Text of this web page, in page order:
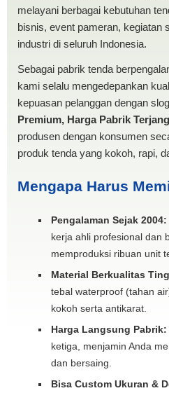
melayani berbagai kebutuhan
bisnis, event pameran, kegiatan
industri di seluruh Indonesia.
Sebagai pabrik tenda
kami selalu mengedepankan
kepuasan pelanggan dengan
Premium, Harga Pabrik
produsen dengan konsumen
produk tenda yang kokoh, rapi,
Mengapa Harus
Pengalaman Sejak 2004:
kerja ahli profesional dan
memproduksi ribuan unit
Material Berkualitas
tebal waterproof (tahan
kokoh serta antikarat.
Harga Langsung Pabrik:
ketiga, menjamin Anda
dan bersaing.
Bisa Custom Ukuran &